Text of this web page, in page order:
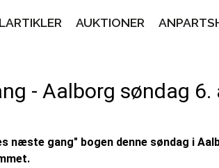
- Aalborg søndag 6.
næste gang" bogen denne søndag i
AUKTIONER